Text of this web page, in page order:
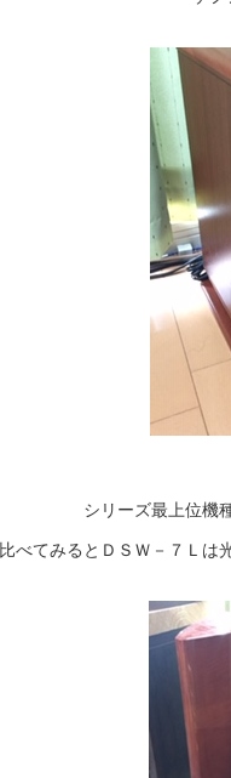
シリーズ最上位機
比べてみるとＤＳＷ－７Ｌは